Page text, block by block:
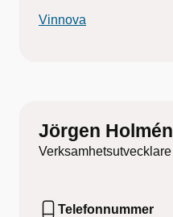
Vinnova
Jörgen Holmén
Verksamhetsutvecklare
Telefonnummer